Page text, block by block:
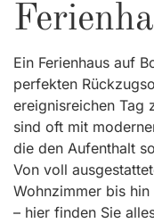
Ein Ferienhaus auf
perfekten
ereignisreichen Tag
sind oft mit
die den Aufenthalt
Von voll
Wohnzimmer bis
– hier finden Sie